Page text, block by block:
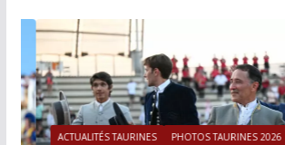
ACTUALITÉS TAURINES PHOTOS TAURINES 2026